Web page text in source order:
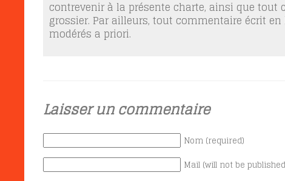
contrevenir à la présente charte, ainsi que
grossier. Par ailleurs, tout commentaire écrit
modérés a priori.
Laisser un commentaire
Nom (required)
Mail (will not be